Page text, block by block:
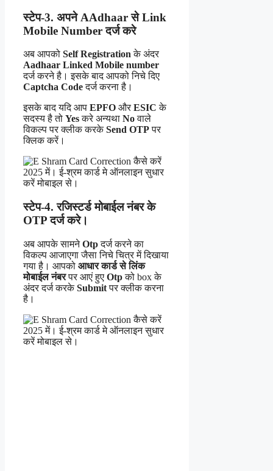
स्टेप-3. अपने AAdhaar से Link
Mobile Number दर्ज करे
अब आपको Self Registration के अंदर
Aadhaar Linked Mobile number
दर्ज करने है। इसके बाद आपको निचे दिए
Captcha Codeदर्ज करना है।
इसके बाद यदि आप EPFO और ESIC के
सदस्य है तो Yesकरे अन्यथा Noवाले
विकल्प पर क्लीक करकेSend OTPपर
क्लिक करें।
स्टेप-4. रजिस्टर्ड मोबाईल नंबर के
OTP दर्ज करे।
अब आपके सामनेOtpदर्ज करने का
विकल्प आजाएगा जैसा निचे चित्र में दिखाया
गया है। आपको आधार कार्ड से लिंक
मोबाईल नंबरपर आएं हुए Otpको box के
अंदर दर्ज करकेSubmitपर क्लीक करना
है।